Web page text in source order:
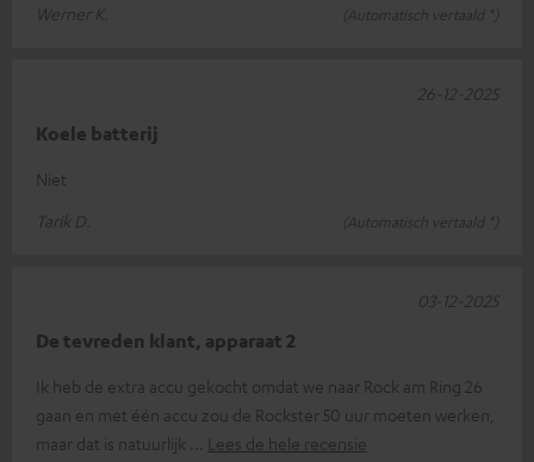
Werner K.
(Automatisch vertaald *)
Koele batterij
Niet
Tarik D.
(Automatisch vertaald *)
26-12-2025
De tevreden klant, apparaat 2
Ik heb de extra accu gekocht omdat we naar Rock am Ring 26
gaan en met één accu zou de Rockster 50 uur moeten werken,
maar dat is natuurlijk
Lees de hele recensie
03-12-2025